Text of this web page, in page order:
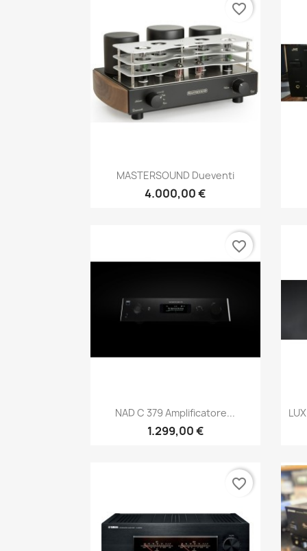
Anteprima
MASTERSOUND Dueventi
4.000,00 €
favorite_border
Anteprima
NAD C 379 Amplificatore...
1.299,00 €
favorite_border
favorite_border